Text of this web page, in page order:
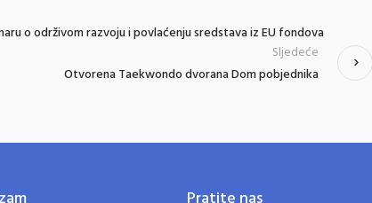
o održivom razvoju i povlaćenju sredstava iz EU fondova
Otvorena Taekwondo dvorana Dom pobjednika
Sljedeće